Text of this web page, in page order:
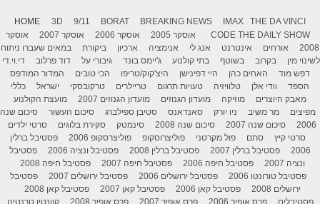
HOME 3D 9/11 BORAT BREAKING NEWS IMAX
THE DA VINCI
CODE THE DAILY SHOW אוסקר 2005 אוסקר 2006 אוסקר 2007
אוסקר
2008
אורחים אינטרנט אנג לי אנימציה ארכיון ביקורת
במאים שעברו ניתוח
לשינוי מין
בקרוב בשוטף בתי קולנוע ג'יימס בונד גיבורי על דוד פרלוב
די.וי.די
דפש מוד
האחים כהן היי דפינישן היצ'קוק/טריפו הכי טובים
המדור המודפס
הספד
וודי אלן טלוויזיה טעויות תרגום טריילרים טרקובסקי ישראל
כללי
מאבק היוצרים
מוזיקה מועדון הגנוזים מועדון הגנוזים 2007
מועצת הקולנוע
מפיצים
מר משיב ניו יורק סאנדאנס סטיבן ספילברג סיכום העשור
סיכום שנה
2006
סיכום שנה 2007 סיכום שנה 2008 סינמטק סקירת בלוגים
סרטי ילדים
סרטי קיץ
סתם פול מקרטני פוליצרוסקופ פוליצרסקופ 2006
פסטיבל ברלין
2006
פסטיבל ברלין 2007 פסטיבל ברלין 2008 פסטיבל ונציה 2006
פסטיבל
ונציה 2007
פסטיבל חיפה 2006 פסטיבל חיפה 2007
פסטיבל חיפה 2008
פסטיבל טורונטו 2006
פסטיבל ירושלים 2006 פסטיבל ירושלים 2007
פסטיבל
ירושלים 2008
פסטיבל קאן 2006 פסטיבל קאן 2007
פסטיבל קאן 2008